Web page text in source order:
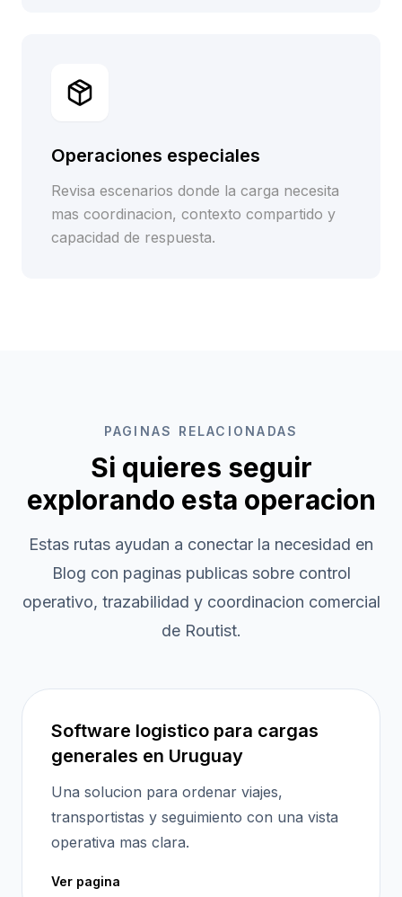
Operaciones especiales
Revisa escenarios donde la carga necesita
mas coordinacion, contexto compartido y
capacidad de respuesta.
PAGINAS RELACIONADAS
Si quieres seguir
explorando esta operacion
Estas rutas ayudan a conectar la necesidad en
Blog con paginas publicas sobre control
operativo, trazabilidad y coordinacion comercial
de Routist.
Software logistico para cargas
generales en Uruguay
Una solucion para ordenar viajes,
transportistas y seguimiento con una vista
operativa mas clara.
Ver pagina